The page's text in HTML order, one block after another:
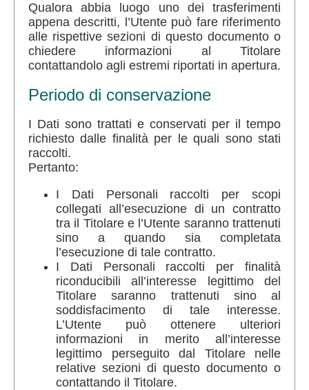
Qualora abbia luogo uno dei trasferimenti
appena descritti, l’Utente può fare riferimento
alle rispettive sezioni di questo documento o
chiedere informazioni al Titolare
contattandolo agli estremi riportati in apertura.
Periodo di conservazione
I Dati sono trattati e conservati per il tempo
richiesto dalle finalità per le quali sono stati
raccolti.
Pertanto:
I Dati Personali raccolti per scopi
collegati all’esecuzione di un contratto
tra il Titolare e l’Utente saranno trattenuti
sino a quando sia completata
l’esecuzione di tale contratto.
I Dati Personali raccolti per finalità
riconducibili all’interesse legittimo del
Titolare saranno trattenuti sino al
soddisfacimento di tale interesse.
L’Utente può ottenere ulteriori
informazioni in merito all’interesse
legittimo perseguito dal Titolare nelle
relative sezioni di questo documento o
contattando il Titolare.